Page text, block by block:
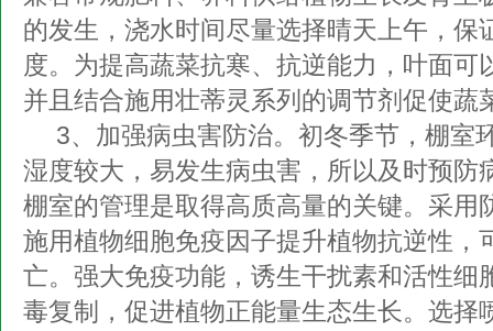
的发生，浇水时间尽量选择晴天上午，保
度。为提高蔬菜抗寒、抗逆能力，叶面可
并且结合施用壮蒂灵系列的调节剂促使蔬
3、加强病虫害防治。初冬季节，棚室
湿度较大，易发生病虫害，所以及时预防
棚室的管理是取得高质高量的关键。采用
施用植物细胞免疫因子提升植物抗逆性，
亡。强大免疫功能，诱生干扰素和活性细
毒复制，促进植物正能量生态生长。选择